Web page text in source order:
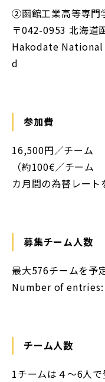
②函館工業高等専門
〒042-0953 北海道
Hakodate
d
参加費
16,500円／チーム
（約100€／チー
カ月間の為替レート
募集チーム人数
最大576チームを予
Number of
チーム人数
1チームは４〜6人で